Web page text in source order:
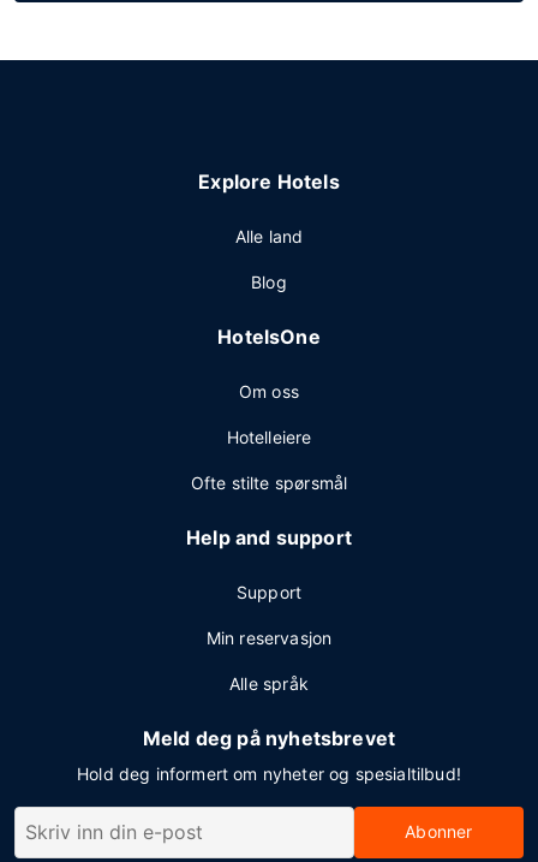
Explore Hotels
Alle land
Blog
HotelsOne
Om oss
Hotelleiere
Ofte stilte spørsmål
Help and support
Support
Min reservasjon
Alle språk
Meld deg på nyhetsbrevet
Hold deg informert om nyheter og spesialtilbud!
Abonner